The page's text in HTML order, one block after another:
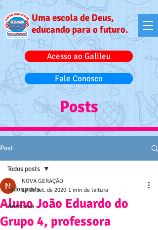
Uma escola de Deus,
educando para o futuro.
Acesso ao Galileu
Fale Conosco
Posts
Post
Todos posts
#emcasa
Todos posts
Aluno João Eduardo do
Grupo 4, professora
NOVA GERAÇÃO
14 de set. de 2020 1 min de leitura